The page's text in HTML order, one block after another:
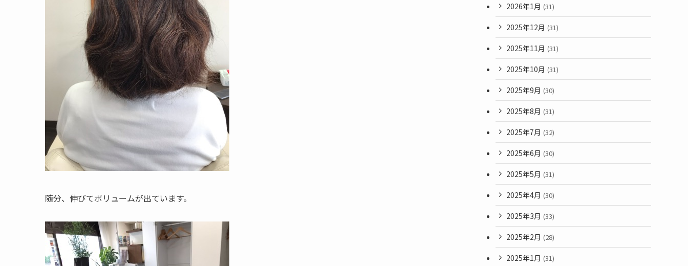
随分、伸びてボリュームが出ています。
2026年1月 (31)
2025年12月 (31)
2025年11月 (31)
2025年10月 (31)
2025年9月 (30)
2025年8月 (31)
2025年7月 (32)
2025年6月 (30)
2025年5月 (31)
2025年4月 (30)
2025年3月 (33)
2025年2月 (28)
2025年1月 (31)